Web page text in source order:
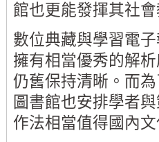
館也更能發揮其社
數位典藏與學習電
擁有相當優秀的解
仍舊保持清晰。而
圖書館也安排學者
作法相當值得國內